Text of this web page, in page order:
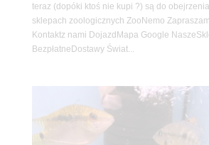
teraz (dopóki ktoś nie kupi ?) są do
sklepach zoologicznych ZooNemo
Kontaktz nami DojazdMapa Google
BezpłatneDostawy Świat...